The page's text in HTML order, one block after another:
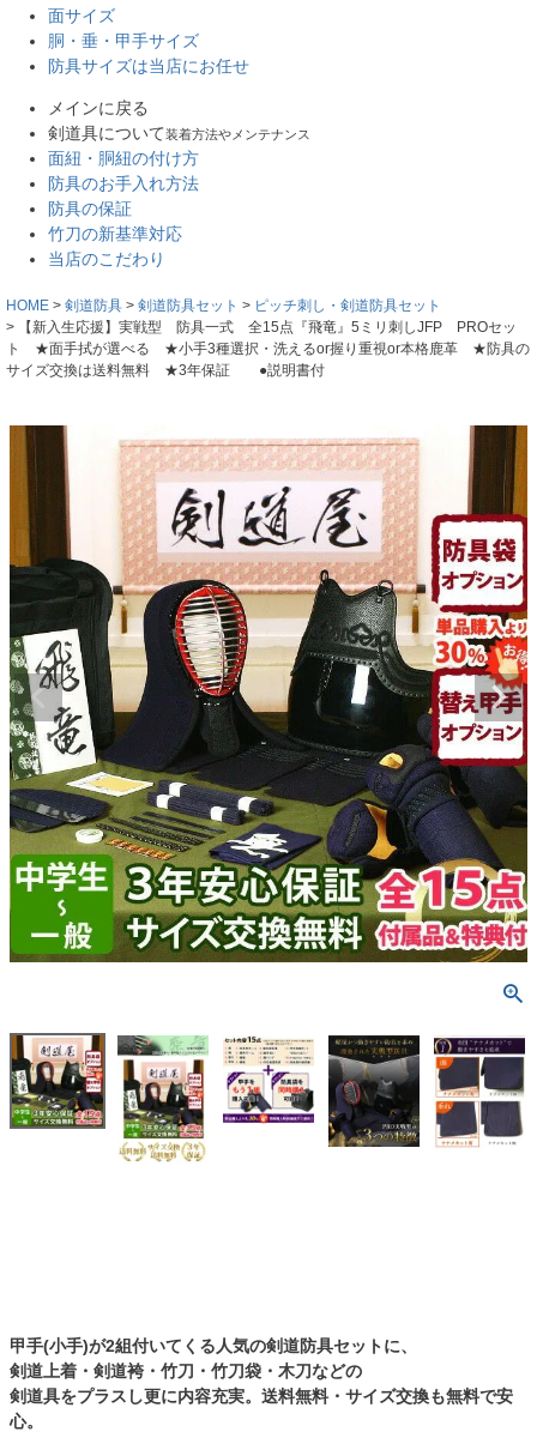
面サイズ
胴・垂・甲手サイズ
防具サイズは当店にお任せ
メインに戻る
剣道具について装着方法やメンテナンス
面紐・胴紐の付け方
防具のお手入れ方法
防具の保証
竹刀の新基準対応
当店のこだわり
HOME 剣道防具 剣道防具セット
ピッチ刺し・剣道防具セット
【新入生応援】実戦型 防具一式 全15点『飛竜』5ミリ刺しJFP PROセッ
ト ★面手拭が選べる ★小手3種選択・洗えるor握り重視or本格鹿革 ★防具の
サイズ交換は送料無料 ★3年保証 ●説明書付
甲手(小手)が2組付いてくる人気の剣道防具セットに、
剣道上着・剣道袴・竹刀・竹刀袋・木刀などの
剣道具をプラスし更に内容充実。送料無料・サイズ交換も無料で安
心。